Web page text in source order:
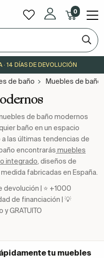
0
· 14 DÍAS DE DEVOLUCIÓN
de baño Muebles de
de baño modernos
baño en un espacio
las últimas tendencias de
encontrarás muebles
integrado, diseños de
fabricadas en España.
devolución | ⭐ +1000
de financiación | 💡
GRATUITO
tu muebles